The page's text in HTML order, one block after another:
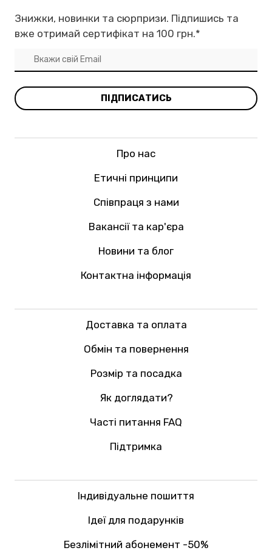
Знижки, новинки та сюрпризи. Підпишись та
вже отримай сертифікат на 100 грн.*
ПІДПИСАТИСЬ
Про нас
Етичні принципи
Співпраця з нами
Вакансії та кар'єра
Новини та блог
Контактна інформація
Доставка та оплата
Обмін та повернення
Розмір та посадка
Як доглядати?
Часті питання FAQ
Підтримка
Індивідуальне пошиття
Ідеї для подарунків
Безлімітний абонемент -50%